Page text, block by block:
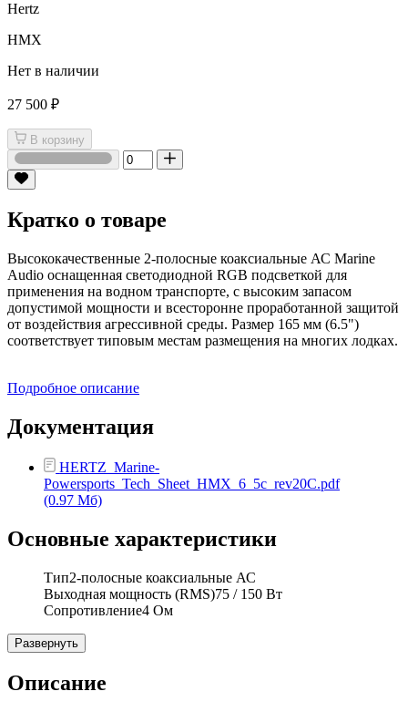
Hertz
HMX
Нет в наличии
27 500 ₽
В корзину
Кратко о товаре
Высококачественные 2-полосные коаксиальные АС Marine
Audio оснащенная светодиодной RGB подсветкой для
применения на водном транспорте, с высоким запасом
допустимой мощности и всесторонне проработанной защитой
от воздействия агрессивной среды. Размер 165 мм (6.5")
соответствует типовым местам размещения на многих лодках.
Подробное описание
Документация
HERTZ_Marine-
Powersports_Tech_Sheet_HMX_6_5c_rev20C.pdf
(0.97 Мб)
Основные характеристики
Тип2-полосные коаксиальные АС
Выходная мощность (RMS)75 / 150 Вт
Сопротивление4 Ом
Развернуть
Описание